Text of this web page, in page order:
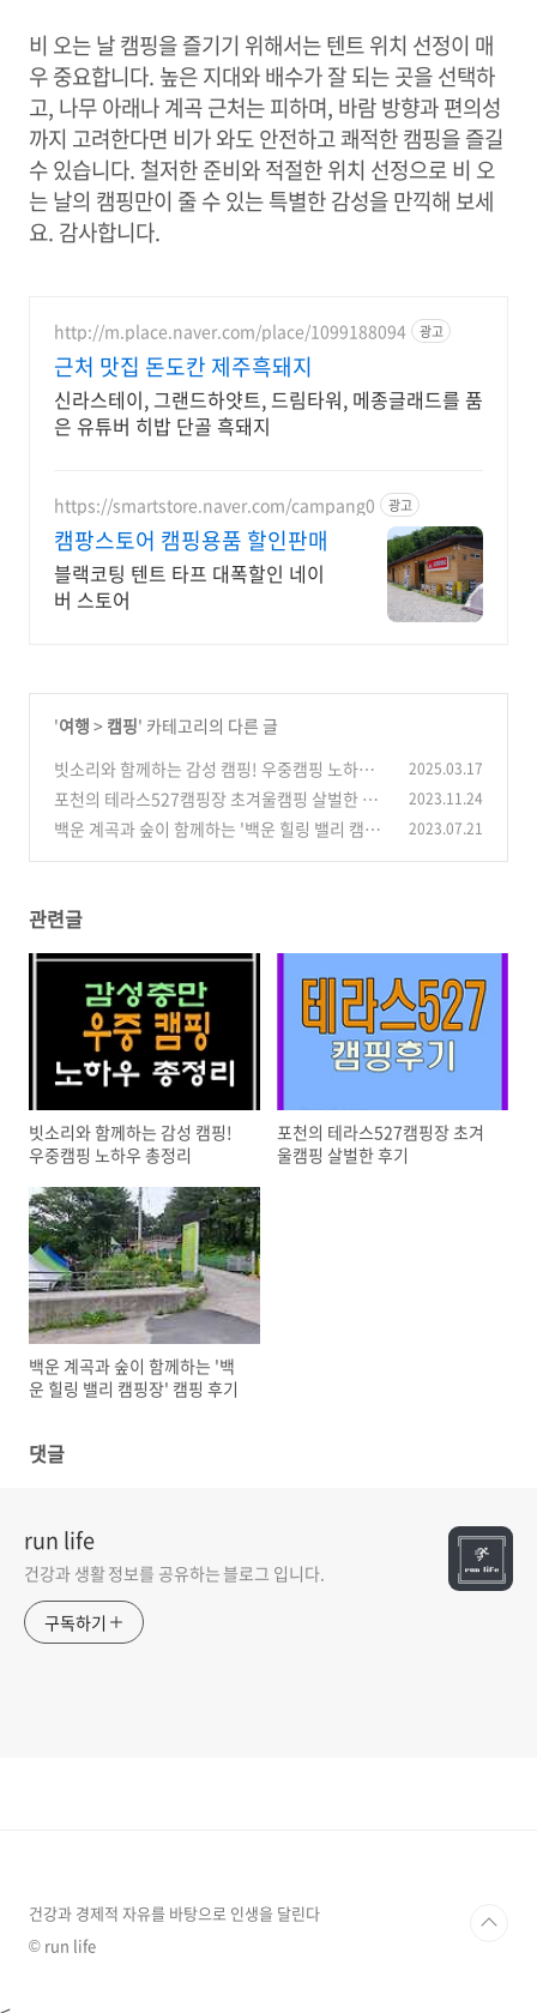
비 오는 날 캠핑을 즐기기 위해서는 텐트 위치 선정이 매
우 중요합니다. 높은 지대와 배수가 잘 되는 곳을 선택하
고, 나무 아래나 계곡 근처는 피하며, 바람 방향과 편의성
까지 고려한다면 비가 와도 안전하고 쾌적한 캠핑을 즐길
수 있습니다. 철저한 준비와 적절한 위치 선정으로 비 오
는 날의 캠핑만이 줄 수 있는 특별한 감성을 만끽해 보세
요. 감사합니다.
http://m.place.naver.com/place/1099188094 광고
근처 맛집 돈도칸 제주흑돼지
신라스테이, 그랜드하얏트, 드림타워, 메종글래드를 품
은 유튜버 히밥 단골 흑돼지
https://smartstore.naver.com/campang0 광고
캠팡스토어 캠핑용품 할인판매
블랙코팅 텐트 타프 대폭할인 네이
버 스토어
'여행 > 캠핑' 카테고리의 다른 글
빗소리와 함께하는 감성 캠핑! 우중캠핑 노하우
총정리
(0)
2025.03.17
포천의 테라스527캠핑장 초겨울캠핑 살벌한 후
기
(0)
2023.11.24
백운 계곡과 숲이 함께하는 '백운 힐링 밸리 캠핑
2023.07.21
관련글
빗소리와 함께하는 감성 캠핑!
우중캠핑 노하우 총정리
포천의 테라스527캠핑장 초겨
울캠핑 살벌한 후기
백운 계곡과 숲이 함께하는 '백
운 힐링 밸리 캠핑장' 캠핑 후기
댓글
run life
건강과 생활 정보를 공유하는 블로그 입니다.
구독하기
건강과 경제적 자유를 바탕으로 인생을 달린다
© run life